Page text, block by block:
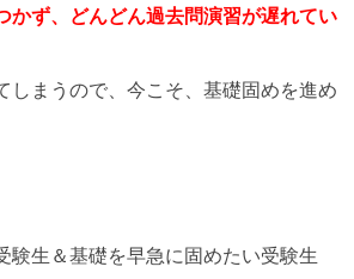
かず、どんどん過去問演習が遅れてい
しまうので、今こそ、基礎固めを進め
験生＆基礎を早急に固めたい受験生